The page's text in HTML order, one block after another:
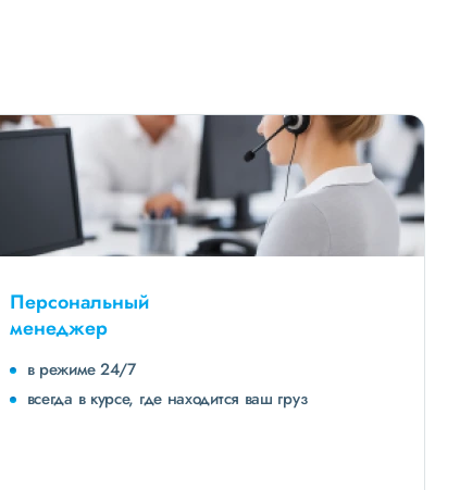
Персональный
менеджер
в режиме 24/7
всегда в курсе, где находится ваш груз